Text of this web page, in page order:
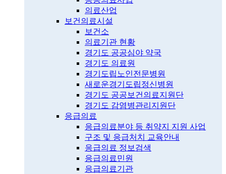
의료산업
보건의료시설
보건소
의료기관 현황
경기도 공공심야 약국
경기도 의료원
경기도립노인전문병원
새로운경기도립정신병원
경기도 공공보건의료지원단
경기도 감염병관리지원단
응급의료
응급의료분야 등 취약지 지원 사업
구조 및 응급처치 교육안내
응급의료 정보검색
응급의료민원
응급의료기관